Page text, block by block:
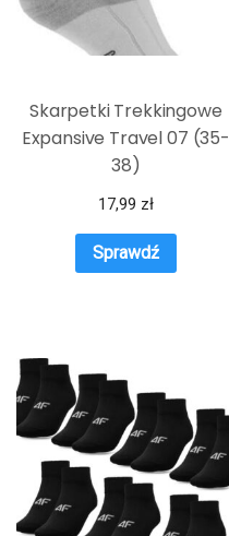
Skarpetki Trekkingowe
Expansive Travel 07 (35-
38)
17,99 zł
Sprawdź